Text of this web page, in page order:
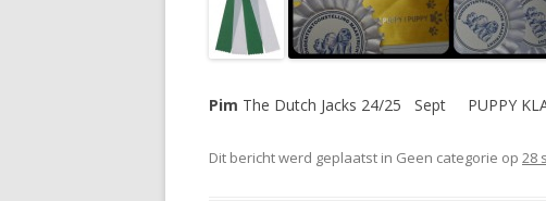
Pim The Dutch Jacks 24/25 Sept PUPPY
Dit bericht werd geplaatst in Geen categorie op 28